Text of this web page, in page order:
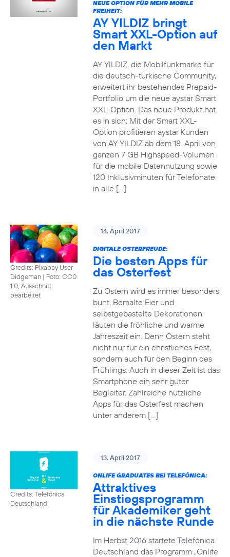
NEUE OPTION FÜR MEHR MOBILE
FREIHEIT:
AY YILDIZ bringt
Smart XXL-Option auf
den Markt
AY YILDIZ, die Mobilfunkmarke für
die deutsch-türkische Community,
erweitert ihr bestehendes Prepaid-
Portfolio um die neue aystar Smart
XXL-Option. Das neue Produkt hat
es in sich: Mit der Smart XXL-
Option profitieren aystar Kunden
von AY YILDIZ ab dem 18. April von
ganzen 7 GB Highspeed-Volumen
für die mobile Datennutzung sowie
120 Inklusivminuten für Telefonate
in alle […]
Credits: Pixabay User
Didgeman | Foto: CC0
1.0, Ausschnitt
bearbeitet
14. April 2017
DIGITALE OSTERFREUDE:
Die besten Apps für
das Osterfest
Zu Ostern wird es immer besonders
bunt. Bemalte Eier und
selbstgebastelte Dekorationen
läuten die fröhliche und warme
Jahreszeit ein. Denn Ostern steht
nicht nur für ein christliches Fest,
sondern auch für den Beginn des
Frühlings. Auch in dieser Zeit ist das
Smartphone ein sehr guter
Begleiter. Zahlreiche nützliche
Apps für das Osterfest machen
unter anderem […]
Credits: Telefónica
Deutschland
13. April 2017
ONLIFE GRADUATES BEI TELEFÓNICA:
Attraktives
Einstiegsprogramm
für Akademiker geht
in die nächste Runde
Im Herbst 2016 startete Telefónica
Deutschland das Programm „Onlife